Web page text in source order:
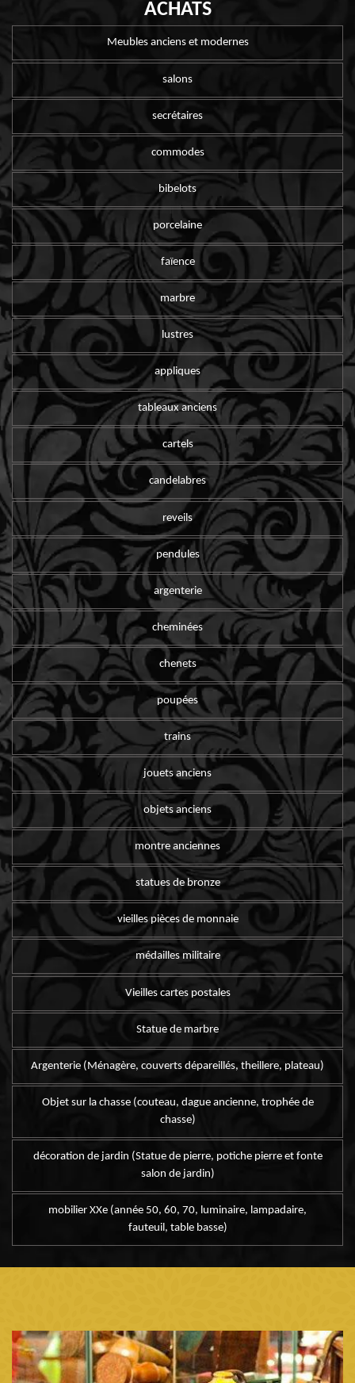
ACHATS
Meubles anciens et modernes
salons
secrétaires
commodes
bibelots
porcelaine
faïence
marbre
lustres
appliques
tableaux anciens
cartels
candelabres
reveils
pendules
argenterie
cheminées
chenets
poupées
trains
jouets anciens
objets anciens
montre anciennes
statues de bronze
vieilles pièces de monnaie
médailles militaire
Vieilles cartes postales
Statue de marbre
Argenterie (Ménagère, couverts dépareillés, theillere, plateau)
Objet sur la chasse (couteau, dague ancienne, trophée de
chasse)
décoration de jardin (Statue de pierre, potiche pierre et fonte
salon de jardin)
mobilier XXe (année 50, 60, 70, luminaire, lampadaire,
fauteuil, table basse)